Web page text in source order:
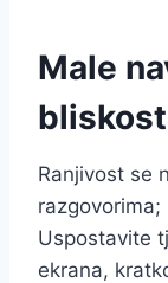
Male
bliskost
Ranjivost se
Uspostavite
ekrana,